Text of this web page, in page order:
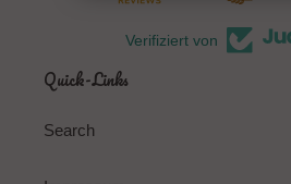
Verifiziert von
Quick-Links
Search